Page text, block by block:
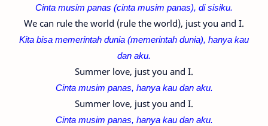
Cinta musim panas (cinta musim panas), di sisiku.
We can rule the world (rule the world), just you and I.
Kita bisa memerintah dunia (memerintah dunia), hanya kau
dan aku.
Summer love, just you and I.
Cinta musim panas, hanya kau dan aku.
Summer love, just you and I.
Cinta musim panas, hanya kau dan aku.